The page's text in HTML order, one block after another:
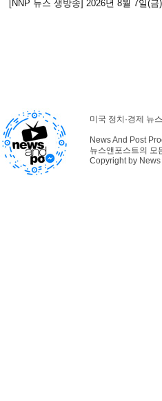
[NNP 뉴스 생방송] 2026년 8월 7일(금)
미국 정치·경제 뉴
News And Post
뉴스앤포스트의 모
Copyright by